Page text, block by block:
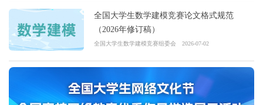
全国大学生数学建模竞赛论文格式规范
（2026年修订稿）
全国大学生数学建模竞赛组委会 2026-07-02